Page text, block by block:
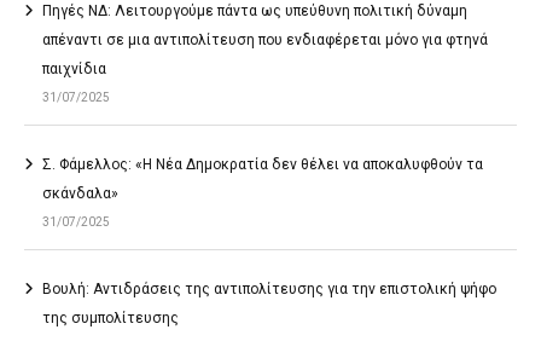
Πηγές ΝΔ: Λειτουργούμε πάντα ως υπεύθυνη πολιτική δύναμη
απέναντι σε μια αντιπολίτευση που ενδιαφέρεται μόνο για φτηνά
παιχνίδια
31/07/2025
Σ. Φάμελλος: «Η Νέα Δημοκρατία δεν θέλει να αποκαλυφθούν τα
σκάνδαλα»
31/07/2025
Βουλή: Αντιδράσεις της αντιπολίτευσης για την επιστολική ψήφο
της συμπολίτευσης